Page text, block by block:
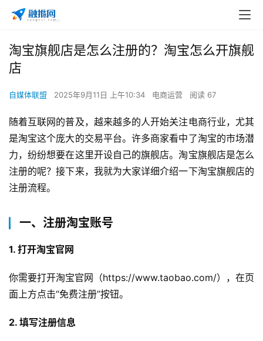
淘宝旗舰店是怎么注册的？淘宝怎么开旗舰
店
自媒体联盟 2025年9月11日 上午10:34 电商运营 阅读 67
随着互联网的普及，越来越多的人开始关注电商行业，尤其
是淘宝这个庞大的交易平台。许多商家看中了淘宝的市场潜
力，纷纷想要在这里开设自己的旗舰店。淘宝旗舰店是怎么
注册的呢？接下来，我就为大家详细介绍一下淘宝旗舰店的
注册流程。
一、注册淘宝账号
1. 打开淘宝官网
你需要打开淘宝官网（https://www.taobao.com/），在页
面上方点击“免费注册”按钮。
2. 填写注册信息